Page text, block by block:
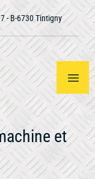
- B-6730 Tintigny
et